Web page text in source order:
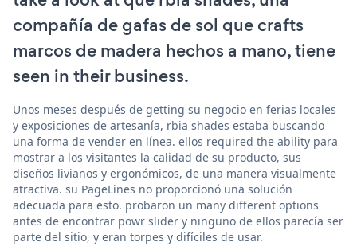
compañía de gafas de sol que crafts
marcos de madera hechos a mano, tiene
seen in their business.
Unos meses después de getting su negocio en ferias locales
y exposiciones de artesanía, rbia shades estaba buscando
una forma de vender en línea. ellos required the ability para
mostrar a los visitantes la calidad de su producto, sus
diseños livianos y ergonómicos, de una manera visualmente
atractiva. su PageLines no proporcionó una solución
adecuada para esto. probaron un many different options
antes de encontrar powr slider y ninguno de ellos parecía ser
parte del sitio, y eran torpes y difíciles de usar.